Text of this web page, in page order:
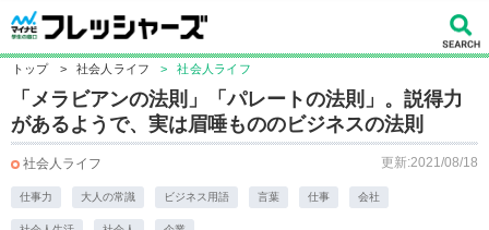
トップ > 社会人ライフ > 社会人ライフ
「メラビアンの法則」「パレートの法則」。説得力
があるようで、実は眉唾もののビジネスの法則
社会人ライフ 更新:2021/08/18
仕事力 大人の常識 ビジネス用語 言葉 仕事 会社